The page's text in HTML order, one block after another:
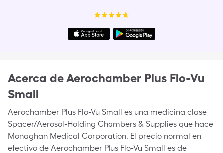
Acerca deAerochamber Plus Flo-Vu
Small
Aerochamber Plus Flo-Vu Small es una medicina clase
Spacer/Aerosol-Holding Chambers & Supplies que hace
Monaghan Medical Corporation. El precio normal en
efectivo de Aerochamber Plus Flo-Vu Small es de